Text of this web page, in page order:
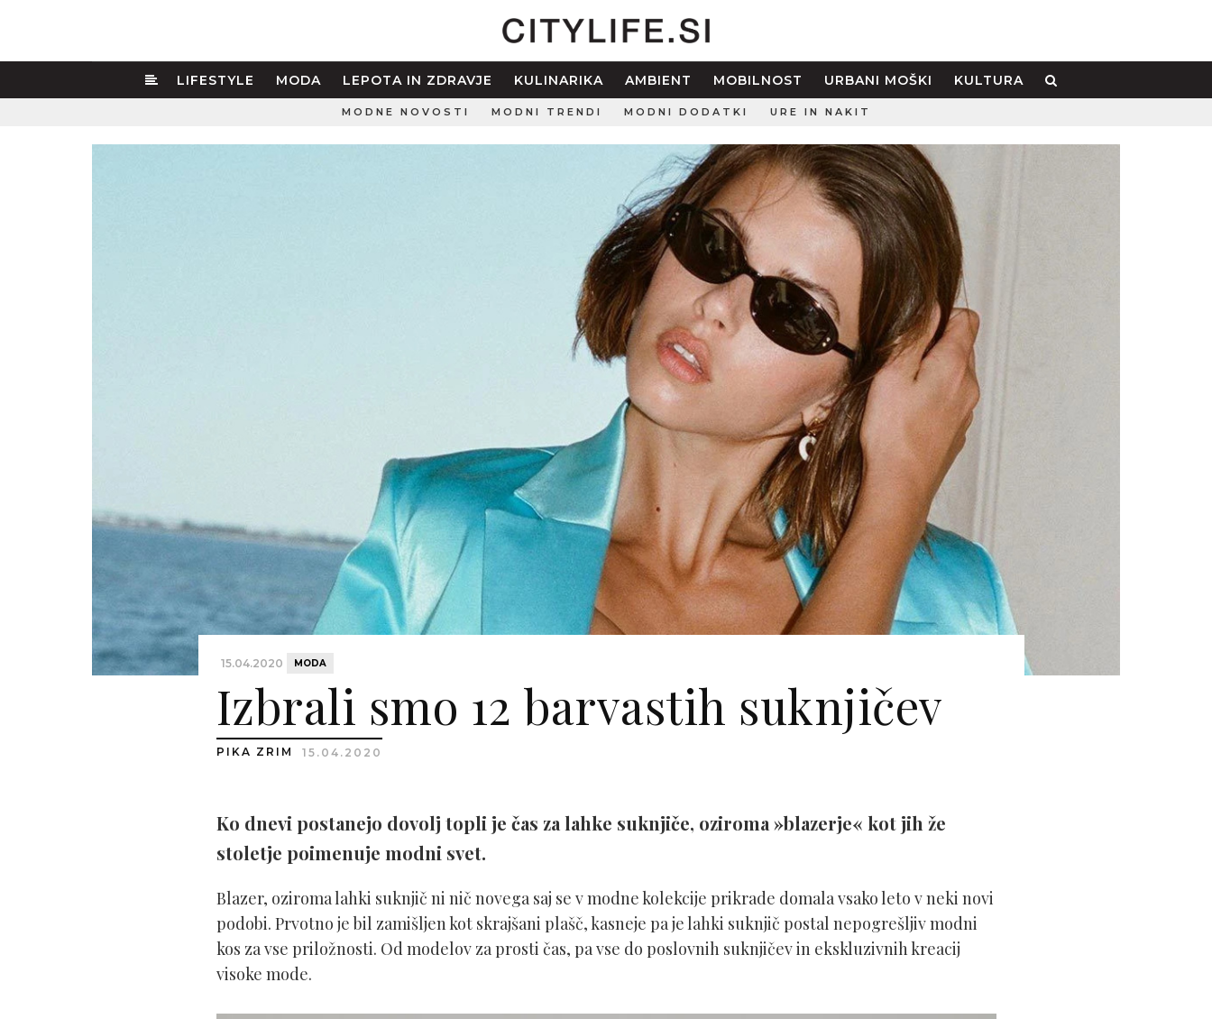
LIFESTYLE MODA LEPOTA IN ZDRAVJE KULINARIKA AMBIENT MOBILNOST URBANI MOŠKI KULTURA
MODNE NOVOSTI MODNI TRENDI MODNI DODATKI URE IN NAKIT
15.04.2020 MODA
Izbrali smo 12 barvastih suknjičev
PIKA ZRIM 15.04.2020
Ko dnevi postanejo dovolj topli je čas za lahke suknjiče, oziroma »blazerje« kot jih že
stoletje poimenuje modni svet.
Blazer, oziroma lahki suknjič ni nič novega saj se v modne kolekcije prikrade domala vsako leto v neki novi
podobi. Prvotno je bil zamišljen kot skrajšani plašč, kasneje pa je lahki suknjič postal nepogrešljiv modni
kos za vse priložnosti. Od modelov za prosti čas, pa vse do poslovnih suknjičev in ekskluzivnih kreacij
visoke mode.